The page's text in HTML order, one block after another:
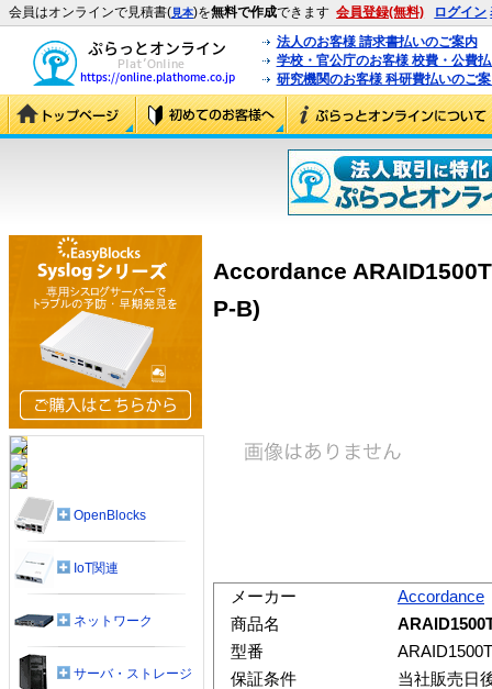
会員はオンラインで見積書(見本)を無料で作成できます 会員登録(無料) ログイン
法人のお客様 請求書払いのご案内
学校・官公庁のお客様 校費・公費
研究機関のお客様 科研費払いのご
Accordance
P-B)
メーカー
Accordance
商品名
型番
保証条件
当社販売日
OpenBlocks
IoT関連
ネットワーク
サーバ・ストレージ